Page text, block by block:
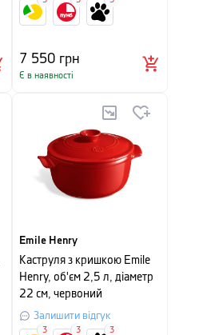
7 550 грн
Є в наявності
Emile Henry
Каструля з кришкою Emile
Henry, об'єм 2,5 л, діаметр
22 см, червоний
Залишити відгук
3 3 3